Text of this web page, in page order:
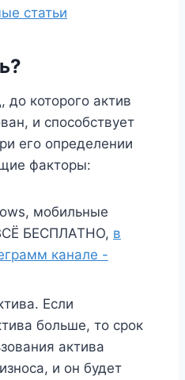
статьи
которого актив
и способствует
его определении
факторы:
мобильные
БЕСПЛАТНО, в
канале -
Если
больше, то срок
актива
и он будет